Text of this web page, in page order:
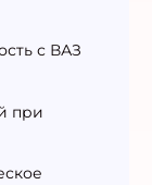
с ВАЗ
при